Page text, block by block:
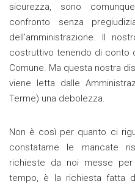
sicurezza, sono
confronto senza
dell’amministrazione. Il
costruttivo tenendo di conto
Comune. Ma questa nostra
viene letta dalle
Terme) una debolezza.
Non è così per quanto ci
constatarne le mancate
richieste da noi messe
tempo, è la richiesta fatta